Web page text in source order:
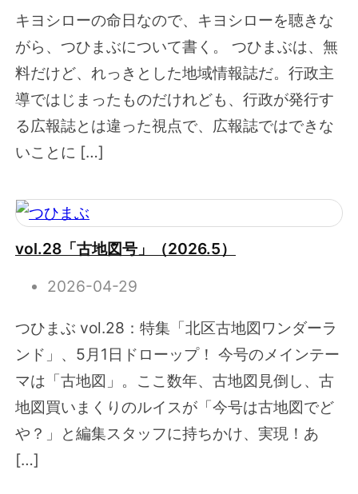
キヨシローの命日なので、キヨシローを聴きな
がら、つひまぶについて書く。 つひまぶは、無
料だけど、れっきとした地域情報誌だ。行政主
導ではじまったものだけれども、行政が発行す
る広報誌とは違った視点で、広報誌ではできな
いことに […]
vol.28「古地図号」（2026.5）
2026-04-29
つひまぶ vol.28：特集「北区古地図ワンダーラ
ンド」、5月1日ドローップ！ 今号のメインテー
マは「古地図」。ここ数年、古地図見倒し、古
地図買いまくりのルイスが「今号は古地図でど
や？」と編集スタッフに持ちかけ、実現！あ
[…]